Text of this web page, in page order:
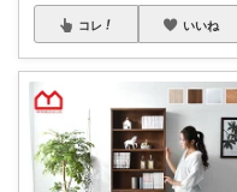
コレ いいね